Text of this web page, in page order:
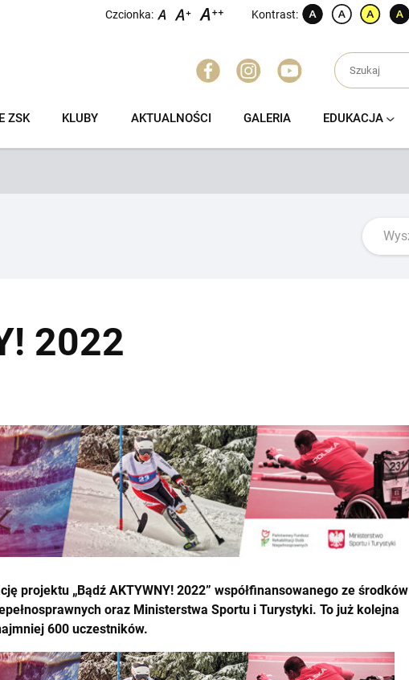
Czcionka: Kontrast:
ZSK KLUBY AKTUALNOŚCI GALERIA EDUKACJA
2022
projektu „Bądź AKTYWNY! 2022” współfinansowanego ze środków
oraz Ministerstwa Sportu i Turystyki. To już kolejna
600 uczestników.